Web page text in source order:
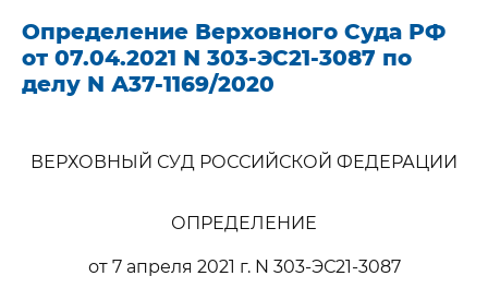
Определение Верховного Суда РФ
от 07.04.2021 N 303-ЭС21-3087 по
делу N А37-1169/2020
ВЕРХОВНЫЙ СУД РОССИЙСКОЙ ФЕДЕРАЦИИ
ОПРЕДЕЛЕНИЕ
от 7 апреля 2021 г. N 303-ЭС21-3087